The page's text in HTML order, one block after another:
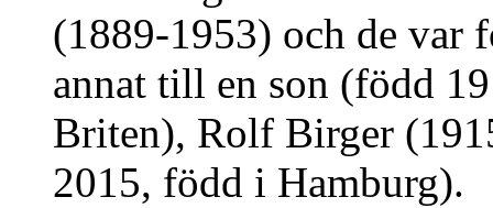
(1889-1953) och de var
annat till en son (född
Briten), Rolf Birger
2015, född i Hamburg).